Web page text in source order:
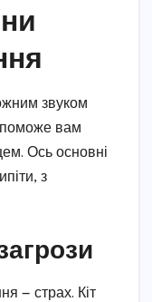
звуком
вам
Ось основні
з
— страх. Кіт